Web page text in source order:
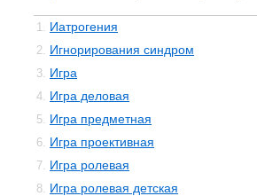
1. Иатрогения
2. Игнорирования синдром
3. Игра
4. Игра деловая
5. Игра предметная
6. Игра проективная
7. Игра ролевая
8. Игра ролевая детская